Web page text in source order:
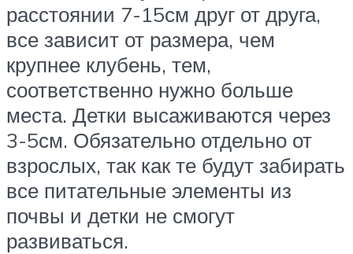
расстоянии 7-15см друг от друга,
все зависит от размера, чем
крупнее клубень, тем,
соответственно нужно больше
места. Детки высаживаются через
3-5см. Обязательно отдельно от
взрослых, так как те будут забирать
все питательные элементы из
почвы и детки не смогут
развиваться.